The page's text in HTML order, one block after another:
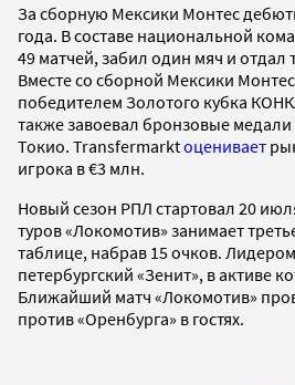
За сборную Мексики Монтес
года. В составе национальной
49 матчей, забил один мяч и отдал
Вместе со сборной Мексики
победителем Золотого кубка
также завоевал бронзовые
Токио. Transfermarktоценивает
игрока в €3 млн.
Новый сезон РПЛ стартовал 20
туров «Локомотив» занимает
таблице, набрав 15 очков.
петербургский «Зенит», в активе
Ближайший матч «Локомотив»
против «Оренбурга» в гостях.